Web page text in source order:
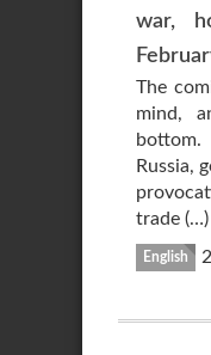
war,
The
mind,
Russia,
trade (…)
English